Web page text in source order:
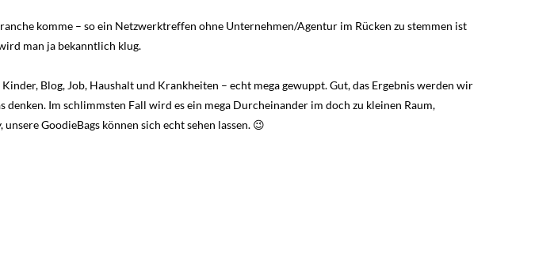
komme – so ein Netzwerktreffen ohne Unternehmen/Agentur im Rücken zu stemmen ist
man ja bekanntlich klug.
Blog, Job, Haushalt und Krankheiten – echt mega gewuppt. Gut, das Ergebnis werden wir
denken. Im schlimmsten Fall wird es ein mega Durcheinander im doch zu kleinen Raum,
GoodieBags können sich echt sehen lassen. 😉